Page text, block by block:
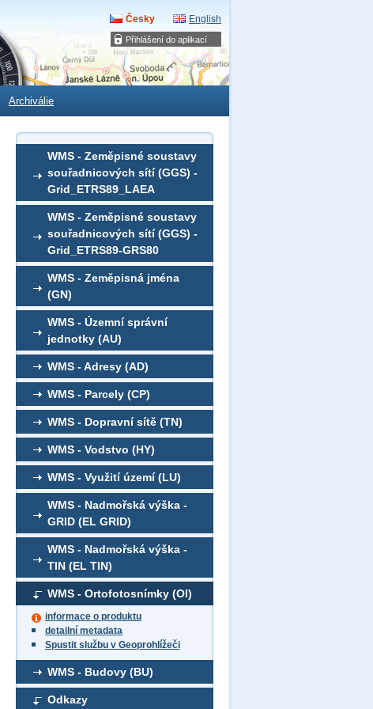
Přihlášení do aplikací
Česky English
Archiválie
WMS - Zeměpisné soustavy
souřadnicových sítí (GGS) -
Grid_ETRS89_LAEA
WMS - Zeměpisné soustavy
souřadnicových sítí (GGS) -
Grid_ETRS89-GRS80
WMS - Zeměpisná jména
(GN)
WMS - Územní správní
jednotky (AU)
WMS - Adresy (AD)
WMS - Parcely (CP)
WMS - Dopravní sítě (TN)
WMS - Vodstvo (HY)
WMS - Využití území (LU)
WMS - Nadmořská výška -
GRID (EL GRID)
WMS - Nadmořská výška -
TIN (EL TIN)
WMS - Ortofotosnímky (OI)
informace o produktu
detailní metadata
Spustit službu v Geoprohlížeči
WMS - Budovy (BU)
Odkazy